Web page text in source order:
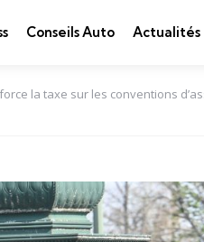
Conseils Auto Actualités
la taxe sur les conventions